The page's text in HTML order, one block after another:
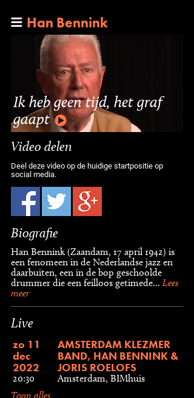
Han Bennink
Ik heb geen tijd, het graf
gaapt
Video delen
Deel deze video op de huidige startpositie op
social media.
Biografie
Han Bennink (Zaandam, 17 april 1942) is
een fenomeen in de Nederlandse jazz en
daarbuiten, een in de bop geschoolde
drummer die een feilloos getimede... Lees
meer
Live
zo 11
dec
2022
20:30
AMSTERDAM KLEZMER
BAND, HAN BENNINK &
JORIS ROELOFS
Amsterdam, BIMhuis
Toon alles